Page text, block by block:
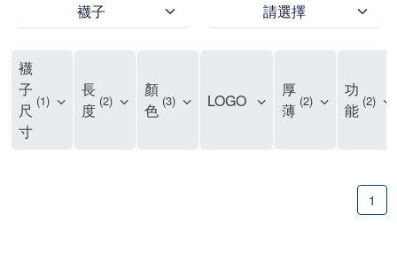
襪子 請選擇
現在就來三花購買深受許多潮流女孩喜愛的襪子吧！好穿舒適、不咬腳、不滑脫，短襪不用再拉。各種鞋款都有適合搭配的襪子，不怕穿搭有問題。運動、休閒用短襪全都有！
如何挑選高品質的短襪？注重品質的三花短襪，特選高級優質棉料，保持雙腳透氣不悶熱。襪子具有良好的透氣性，自然讓腳不悶臭，讓您每天穿得健康、舒適。好襪子陪你走更遠！
品質優零負擔，全家人都適合的好襪子在三花!長輩、久坐辦公室最適合無鬆緊帶襪子、運動跑步打球雙層毛巾底短襪保護最有力，日常休閒短襪穿搭簡易最省時。耐洗耐穿超省錢!
三花襪子嚴選優質棉料，吸汗透氣、乾爽舒適，不易滑動。作為日常必備的襪子，其符合人體工學與時尚設計，令人穿上即感舒適。三花50年來專注改良，以精湛工藝打造超乎想像的舒適體驗。追求美感與實用兼備的您，絕對不能錯過三花襪子，即刻入手，體驗潮流與舒適的完美結合。
"最近一批襪子都相繼損壞，所以又到了採購新襪子的時間了！剛好又是換季，可以買適合當季的襪子，增添一些生活的小確幸。我通常一次會買6-8雙襪子，然後整批襪子幾乎會在差不多的時間陣亡，再換下一批。這種一年大概買兩次的習慣，讓6-8雙短襪輪流穿半年，不會太浪費，也避免穿著鬆垮的襪子很糗。 每次換襪子時，我都會嘗試一個新品牌來試試看。這次我選了已有50多年歷史的老牌子——三花。可能有人會問，三花襪子這麼有名，為何現在才選？其實我一直知道這品牌，但過去對他們家的產品印象是主要賣給男生的中筒襪，因此未曾購買。最近在捷運和網站上頻繁看到三花的廣告，便上網探究了一下。驚喜發現，他們家竟然也推出了很多適合女生穿的短襪，而且款式很漂亮，不再僅僅針對中年男性。 這次我訂了8雙襪子，總共500元，一雙平均只要62元（短襪價格依官網為主），真的很划算。而且，他們的物流速度超快，官網下單後隔天襪子就到貨了，這點我特別喜歡。收到襪子後，我還特地將它們一字排開，場面也蠻壯觀的。我訂了素色短襪、條紋短襪和撞色運動短襪，還為我老公買了一雙紳士襪。為了迎接夏天的到來，也幫他準備些薄襪子，畢竟穿皮鞋搭配厚重的運動襪真的不太合適。 這次的嘗試中，最讓我驚艷的是運動短襪。雙層毛巾底的設計，一開始以為會太厚，但實際穿上後發現這款襪子的吸震效果不輸其他運動品牌，吸濕性也非常強。我特意用水滴試驗，結果也很滿意。運動短襪的關鍵就是吸汗和吸震，這樣能讓整個運動過程不黏膩，並有效減少腳與鞋子的摩擦，避免脫跟的情況發生，增添了運動的舒適感。 此外，對於孩子來說，這款運動短襪的耐用性也讓我很滿意。其他品牌的襪子大概只能撐2個月，但看來這次的三花短襪應該能撐3個月以上，使用壽命更長，是一位媽媽的好幫手，既省錢又減少購買頻率。 至於我老公，最初覺得穿薄襪搭配皮鞋不太舒服，但後來漸漸習慣並喜歡上薄襪的輕盈感。畢竟太厚的襪子會改變皮鞋的形狀。三花的無鬆緊帶設計對久坐辦公的他來說，解決了腿部血液循環不良的問題，減少了勒痕，襪子脫下後也不再長時間地感到不適，這讓我們都很滿意。 總體來說，這次三花短襪的體驗還算不錯，無脫跟問題，且吸震和吸汗效果顯著。老公和孩子的襪子選擇也都很成功。未來我會再觀察這些襪子的耐用性，再決定是否回購。當下來看，三花是個值得推薦的品牌。
襪
子
尺
寸
1
長
度 2
顏
色 3 LOGO
厚
薄 2
功
能 2
1